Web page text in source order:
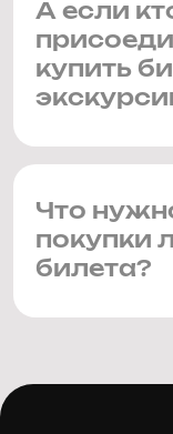
А если
купить
Что
покупки
билета?